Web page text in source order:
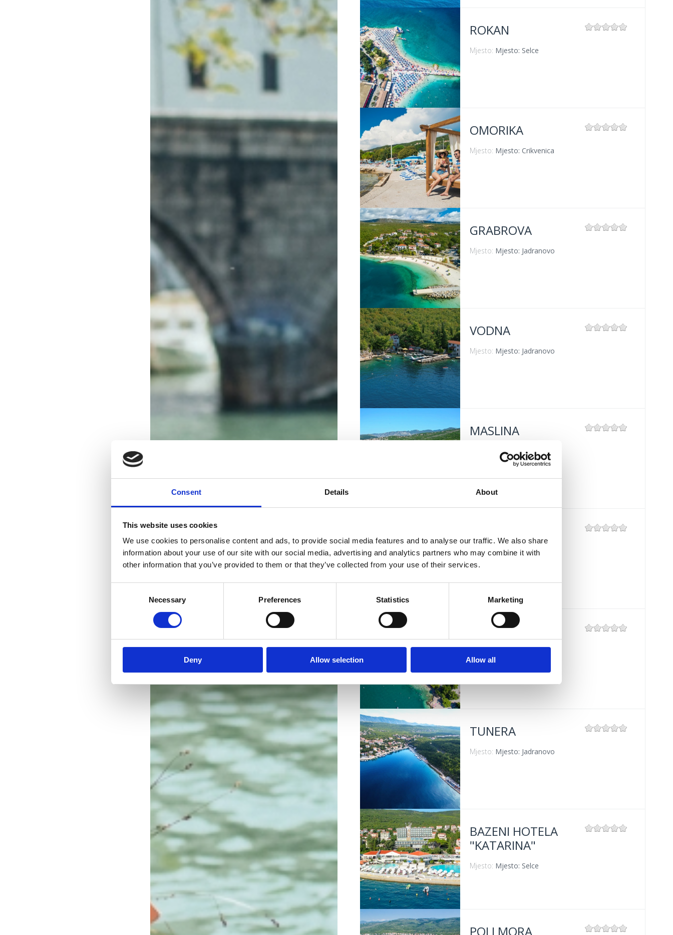
Consent Details About
This website uses cookies
We use cookies to personalise content and ads, to provide social media features and to analyse our traffic. We also share
information about your use of our site with our social media, advertising and analytics partners who may combine it with
other information that you’ve provided to them or that they’ve collected from your use of their services.
Necessary Preferences Statistics Marketing
Deny Allow selection Allow all
VIŠE INFORMACIJA
ROKAN
Mjesto: Mjesto: Selce
VIŠE INFORMACIJA
OMORIKA
Mjesto: Mjesto: Crikvenica
GRABROVA
Mjesto: Mjesto: Jadranovo
VODNA
Mjesto: Mjesto: Jadranovo
MASLINA
Mjesto: Selce
VIŠE INFORMACIJA
Mjesto:Mjesto: Selce
BALUSTRADA
Mjesto: Crikvenica
VIŠE INFORMACIJA
TUNERA
Mjesto: Mjesto: Jadranovo
VIŠE INFORMACIJA
BAZENI HOTELA
"KATARINA"
Mjesto: Mjesto: Selce
POLI MORA